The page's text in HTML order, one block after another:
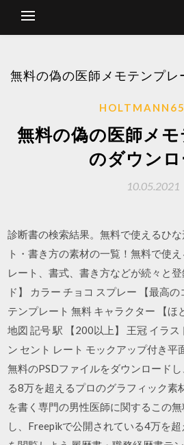
無料の偽の医師メモテンプレ
無料の偽の医師メ
のダウンロ
10.05.2021
診断書の検索結果。無料で使えるひ
ト・書き方の素材の一覧！無料で使
レート、書式、書き方などが続々と
ド】 カラー チョコ スプレー 【最高
テンプレート 無料 キャラクター 【ほ
地図 記号 駅 【200以上】 王冠 イラス
ン セント レート モックアップ付き平
無料のPSDファイルをダウンロード
る8万を超えるプロのグラフィック素
を書く専門の男性医師に関するこの
し、Freepikで公開されている4万を